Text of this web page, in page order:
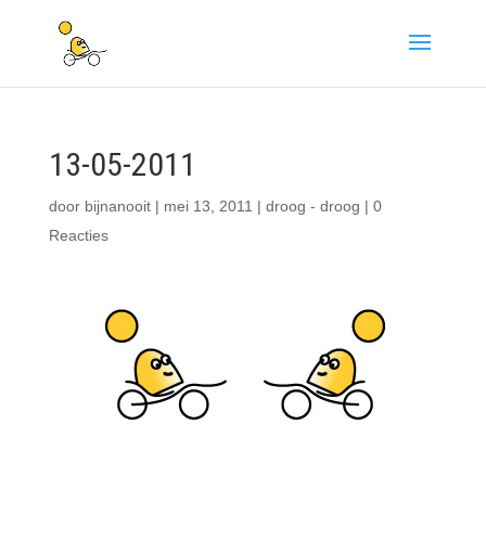
13-05-2011
door bijnanooit| mei 13, 2011 | droog - droog | 0
Reacties